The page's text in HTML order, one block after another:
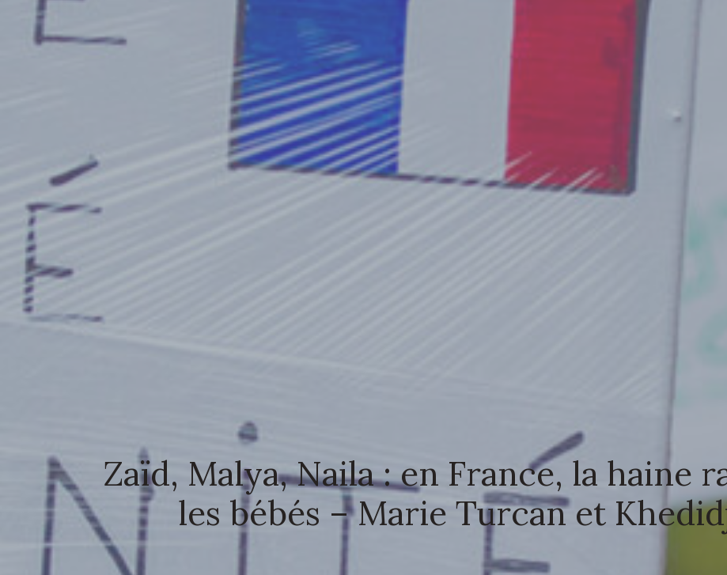
Zaïd, Malya, Naila : en France, la haine
les bébés – Marie Turcan et